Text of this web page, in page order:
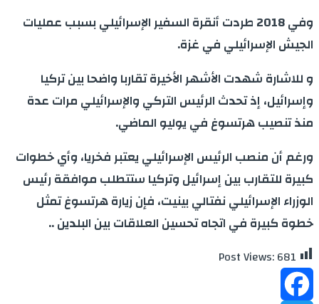
وفي 2018 طردت أنقرة السفير الإسرائيلي بسبب عمليات
الجيش الإسرائيلي في غزة.
و للاشارة شهدت الأشهر الأخيرة تقاربا واضحا بين تركيا
وإسرائيل، إذ تحدث الرئيس التركي والإسرائيلي مرات عدة
منذ تنصيب هرتسوغ في يوليو الماضي.
ورغم أن منصب الرئيس الإسرائيلي يعتبر فخريا، وأي خطوات
كبيرة للتقارب بين إسرائيل وتركيا ستتطلب موافقة رئيس
الوزراء الإسرائيلي نفتالي بينيت، فإن زيارة هرتسوغ تمثل
خطوة كبيرة في اتجاه تحسين العلاقات بين البلدين ..
Post Views:681